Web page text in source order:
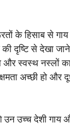
के हिसाब से गाय
दृष्टि से देखा
और स्वस्थ नस्लों
अच्छी हो और
उच्च देशी गाय